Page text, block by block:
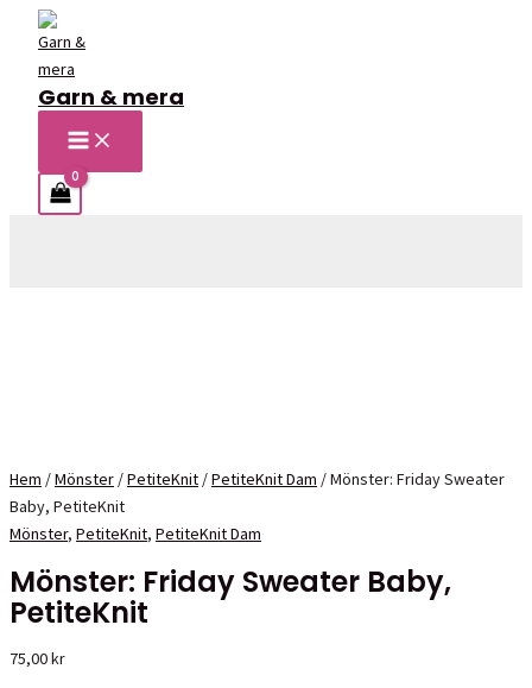
Hoppa
innehåll
Garn & mera
MAIN
MENU
Hem /Mönster /PetiteKnit /PetiteKnit Dam / Mönster: Friday Sweater
Baby, PetiteKnit
Mönster, PetiteKnit, PetiteKnit Dam
Mönster: Friday Sweater Baby,
PetiteKnit
75,00kr